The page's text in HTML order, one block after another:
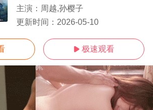
主演： 周越,孙樱子
更新时间： 2026-05-10
 极速观看